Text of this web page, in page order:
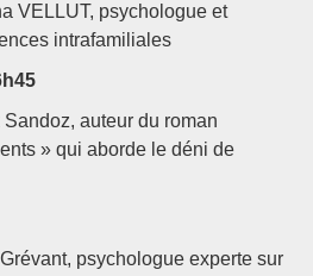
VELLUT, psychologue et
intrafamiliales
auteur du roman
» qui aborde le déni de
psychologue experte sur